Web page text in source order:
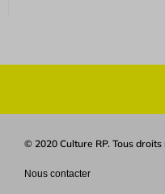
© 2020 Culture RP. Tous
Nous contacter